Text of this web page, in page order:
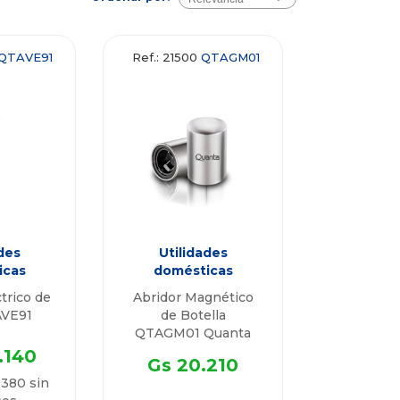
sin
Ref.: 21500QTAGM01
Utilidades
domésticas
Abridor Magnético
de Botella
QTAGM01 Quanta
Gs 20.210